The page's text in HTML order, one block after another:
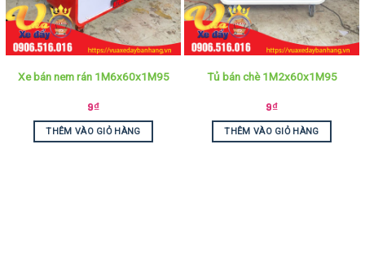
Xe bán nem rán 1M6x60x1M95
9₫
THÊM VÀO GIỎ HÀNG
Tủ bán chè 1M2x60x1M95
9₫
THÊM VÀO GIỎ HÀNG